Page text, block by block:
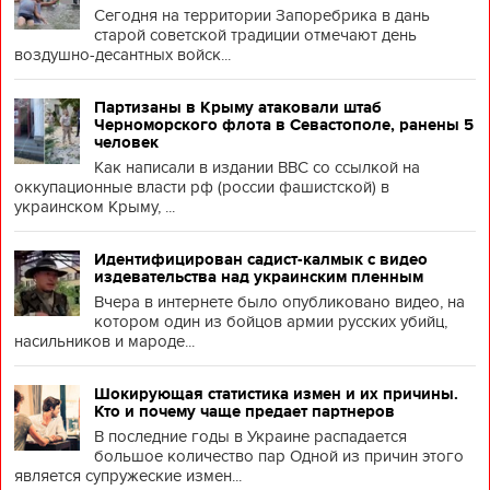
Сегодня на территории Запоребрика в дань
старой советской традиции отмечают день
воздушно-десантных войск...
Партизаны в Крыму атаковали штаб
Черноморского флота в Севастополе, ранены 5
человек
Как написали в издании BBC со ссылкой на
оккупационные власти рф (россии фашистской) в
украинском Крыму, ...
Идентифицирован садист-калмык с видео
издевательства над украинским пленным
Вчера в интернете было опубликовано видео, на
котором один из бойцов армии русских убийц,
насильников и мароде...
Шокирующая статистика измен и их причины.
Кто и почему чаще предает партнеров
В последние годы в Украине распадается
большое количество пар Одной из причин этого
является супружеские измен...